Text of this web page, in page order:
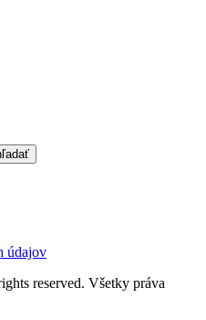
údajov
reserved. Všetky práva